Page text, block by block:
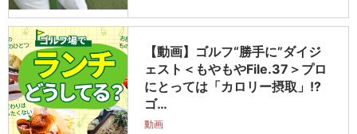
【動画】ゴルフ“勝手に”ダイジ
ェスト＜もやもやFile.37＞プロ
にとっては「カロリー摂取」!?
ゴ…
動画